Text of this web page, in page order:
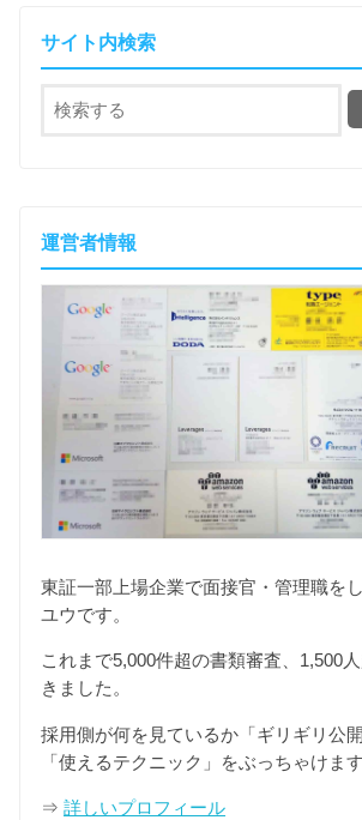
サイト内検索
運営者情報
東証一部上場企業で面接官・管理職を
ユウです。
これまで5,000件超の書類審査、1,500
きました。
採用側が何を見ているか「ギリギリ公
「使えるテクニック」をぶっちゃけます
⇒詳しいプロフィール